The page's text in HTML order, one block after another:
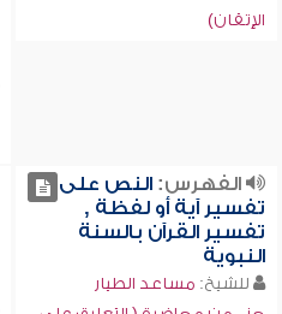
الإتقان)
الفهرس:النص على
تفسير آية أو لفظة ,
تفسير القرآن بالسنة
النبوية
للشيخ: مساعد الطيار